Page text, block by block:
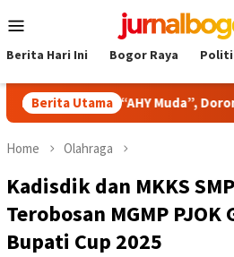
to
Menu
Berita Hari Ini Bogor Raya
Berita Utama
“AHY Muda”, Dorong Generasi
Home Olahraga
Kadisdik dan MKKS
Terobosan MGMP PJOK
Bupati Cup 2025